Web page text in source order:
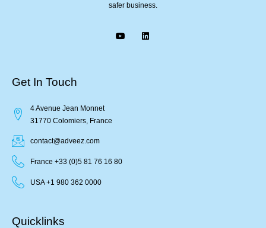
safer business.
Get In Touch
4 Avenue Jean Monnet
31770 Colomiers, France
contact@adveez.com
France +33 (0)5 81 76 16 80
USA +1 980 362 0000
Quicklinks